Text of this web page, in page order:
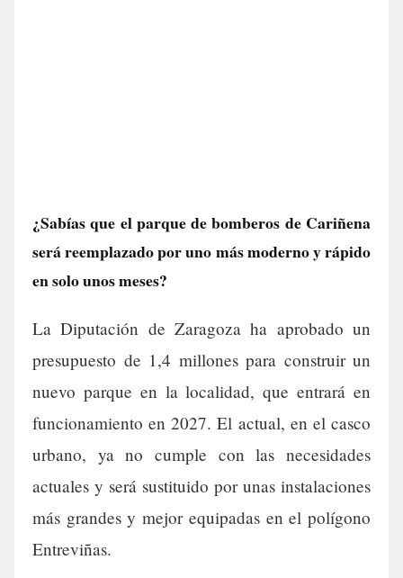
¿Sabías que el parque de bomberos de Cariñena
será reemplazado por uno más moderno y rápido
en solo unos meses?
La Diputación de Zaragoza ha aprobado un
presupuesto de 1,4 millones para construir un
nuevo parque en la localidad, que entrará en
funcionamiento en 2027. El actual, en el casco
urbano, ya no cumple con las necesidades
actuales y será sustituido por unas instalaciones
más grandes y mejor equipadas en el polígono
Entreviñas.